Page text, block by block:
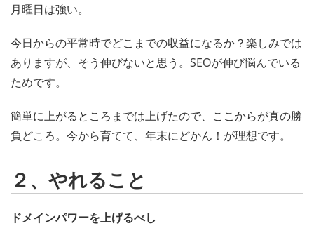
月曜日は強い。
今日からの平常時でどこまでの収益になるか？楽しみでは
ありますが、そう伸びないと思う。SEOが伸び悩んでいる
ためです。
簡単に上がるところまでは上げたので、ここからが真の勝
負どころ。今から育てて、年末にどかん！が理想です。
２、やれること
ドメインパワーを上げるべし